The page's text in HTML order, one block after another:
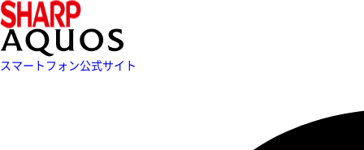
スマートフォン公式サイト